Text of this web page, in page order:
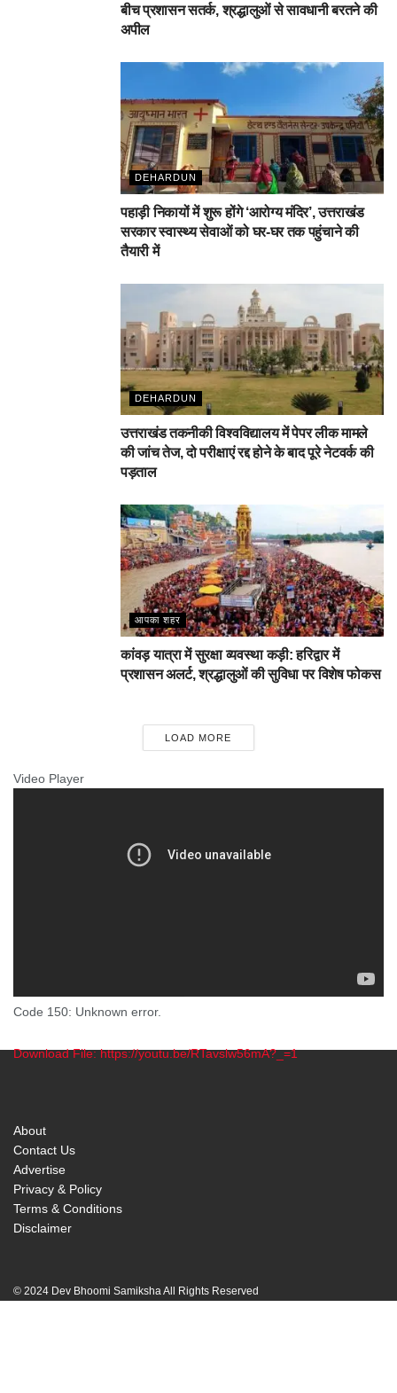
बीच प्रशासन सतर्क, श्रद्धालुओं से सावधानी बरतने की
अपील
DEHARDUN
पहाड़ी निकायों में शुरू होंगे ‘आरोग्य मंदिर’, उत्तराखंड
सरकार स्वास्थ्य सेवाओं को घर-घर तक पहुंचाने की
तैयारी में
DEHARDUN
उत्तराखंड तकनीकी विश्वविद्यालय में पेपर लीक मामले
की जांच तेज, दो परीक्षाएं रद्द होने के बाद पूरे नेटवर्क की
पड़ताल
आपका शहर
कांवड़ यात्रा में सुरक्षा व्यवस्था कड़ी: हरिद्वार में
प्रशासन अलर्ट, श्रद्धालुओं की सुविधा पर विशेष फोकस
LOAD MORE
Video Player
Code 150: Unknown error.
Download File: https://youtu.be/RTavslw56mA?_=1
About
Contact Us
Advertise
Privacy & Policy
Terms & Conditions
Disclaimer
© 2024 Dev Bhoomi Samiksha All Rights Reserved